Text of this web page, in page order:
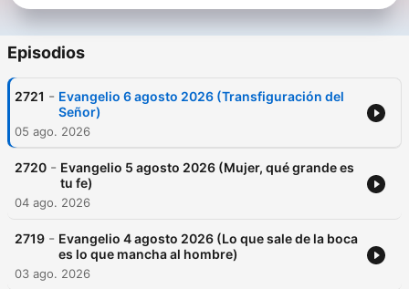
Episodios
2721 - Evangelio 6 agosto 2026 (Transfiguración del
Señor)
05 ago. 2026
2720 - Evangelio 5 agosto 2026 (Mujer, qué grande es
tu fe)
04 ago. 2026
2719 - Evangelio 4 agosto 2026 (Lo que sale de la boca
es lo que mancha al hombre)
03 ago. 2026